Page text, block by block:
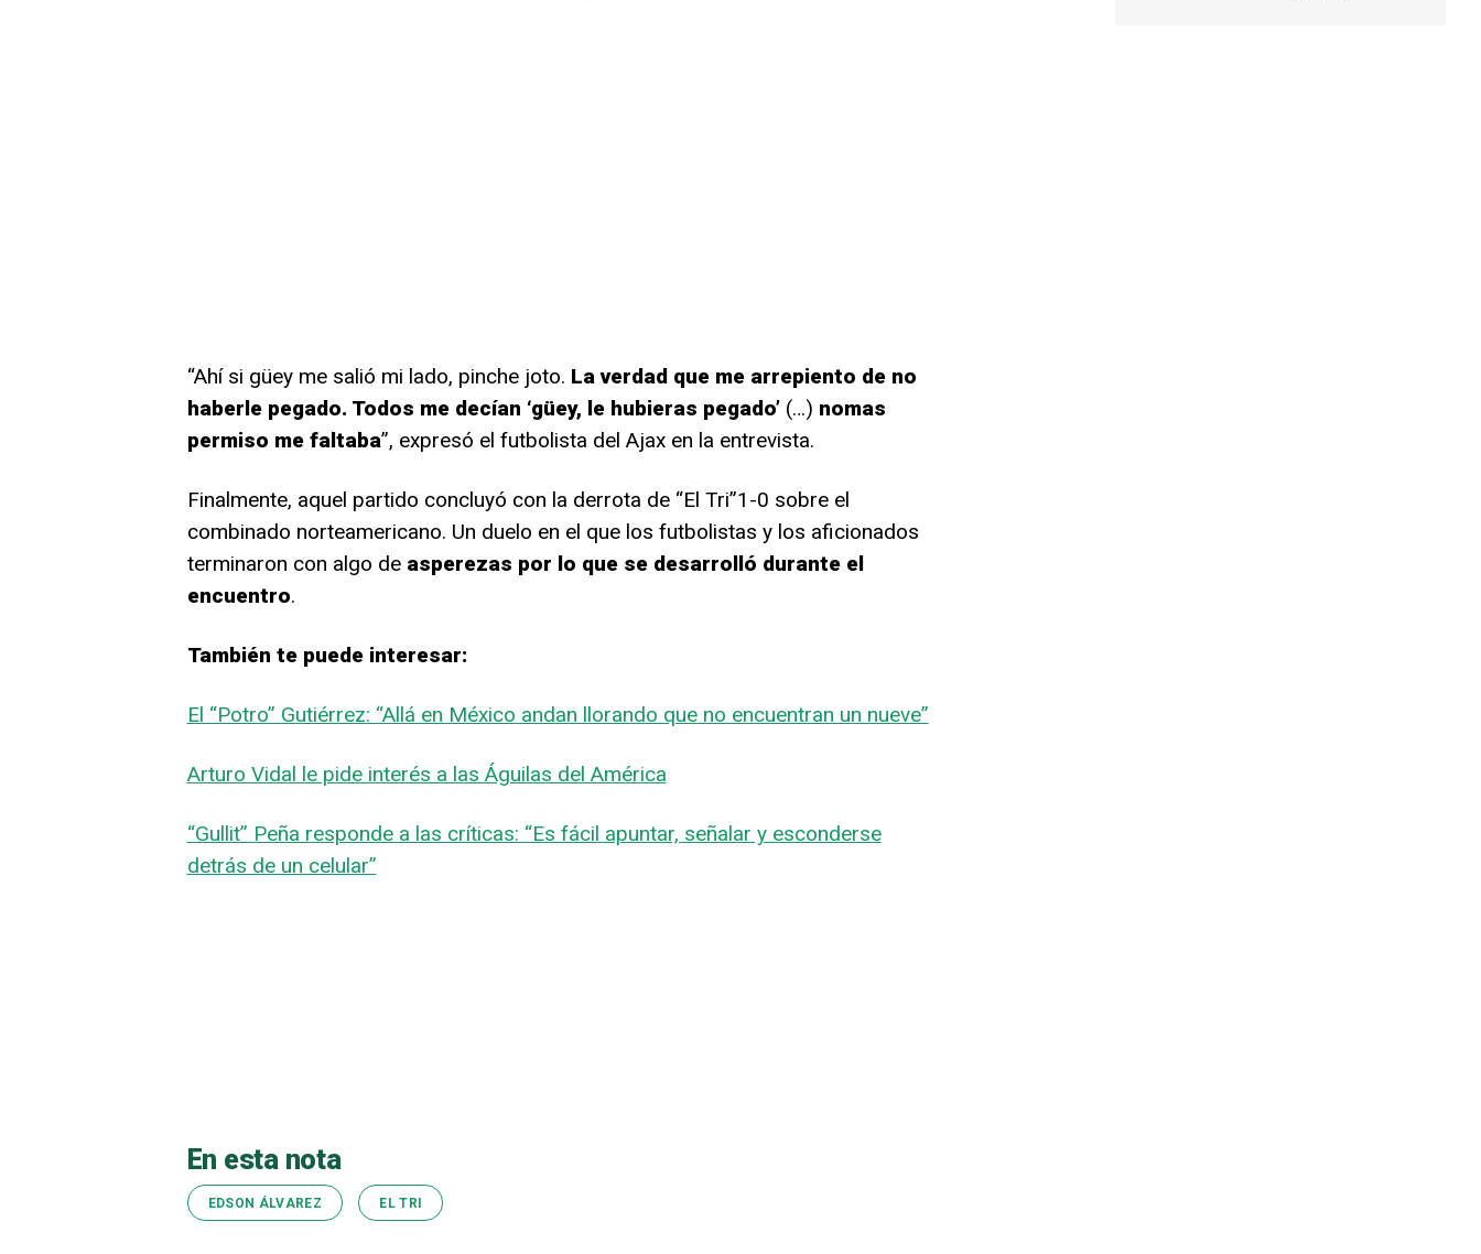
“Ahí si güey me salió mi lado, pinche joto. La verdad que me arrepiento de no
haberle pegado. Todos me decían ‘güey, le hubieras pegado’(…) nomas
permiso me faltaba”, expresó el futbolista del Ajax en la entrevista.
Finalmente, aquel partido concluyó con la derrota de “El Tri”1-0 sobre el
combinado norteamericano. Un duelo en el que los futbolistas y los aficionados
terminaron con algo de asperezas por lo que se desarrolló durante el
encuentro.
También te puede interesar:
El “Potro” Gutiérrez: “Allá en México andan llorando que no encuentran un nueve”
Arturo Vidal le pide interés a las Águilas del América
“Gullit” Peña responde a las críticas: “Es fácil apuntar, señalar y esconderse
detrás de un celular”
En esta nota
EDSON ÁLVAREZ EL TRI